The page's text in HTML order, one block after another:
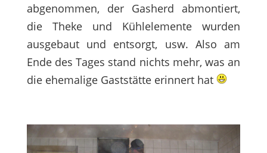
abgenommen, der Gasherd abmontiert,
die Theke und Kühlelemente wurden
ausgebaut und entsorgt, usw. Also am
Ende des Tages stand nichts mehr, was an
die ehemalige Gaststätte erinnert hat